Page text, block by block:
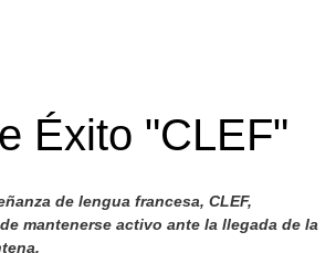
Éxito "CLEF"
de lengua francesa, CLEF,
mantenerse activo ante la llegada de la